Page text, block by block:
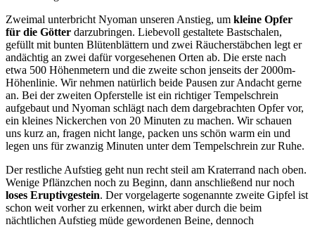
Zweimal unterbricht Nyoman unseren Anstieg, um kleine Opfer
für die Götter darzubringen. Liebevoll gestaltete Bastschalen,
gefüllt mit bunten Blütenblättern und zwei Räucherstäbchen legt er
andächtig an zwei dafür vorgesehenen Orten ab. Die erste nach
etwa 500 Höhenmetern und die zweite schon jenseits der 2000m-
Höhenlinie. Wir nehmen natürlich beide Pausen zur Andacht gerne
an. Bei der zweiten Opferstelle ist ein richtiger Tempelschrein
aufgebaut und Nyoman schlägt nach dem dargebrachten Opfer vor,
ein kleines Nickerchen von 20 Minuten zu machen. Wir schauen
uns kurz an, fragen nicht lange, packen uns schön warm ein und
legen uns für zwanzig Minuten unter dem Tempelschrein zur Ruhe.
Der restliche Aufstieg geht nun recht steil am Kraterrand nach oben.
Wenige Pflänzchen noch zu Beginn, dann anschließend nur noch
loses Eruptivgestein. Der vorgelagerte sogenannte zweite Gipfel ist
schon weit vorher zu erkennen, wirkt aber durch die beim
nächtlichen Aufstieg müde gewordenen Beine, dennoch